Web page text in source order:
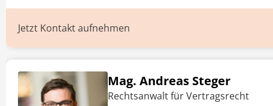
Jetzt Kontakt aufnehmen
Mag. Andreas Steger
Rechtsanwalt für Vertragsrecht